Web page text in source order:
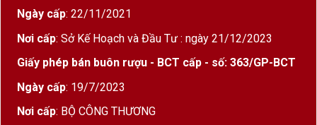
Ngày cấp: 22/11/2021
Nơi cấp: Sở Kế Hoạch và Đầu Tư : ngày 21/12/2023
Giấy phép bán buôn rượu - BCT cấp - số: 363/GP-BCT
Ngày cấp: 19/7/2023
Nơi cấp: BỘ CÔNG THƯƠNG